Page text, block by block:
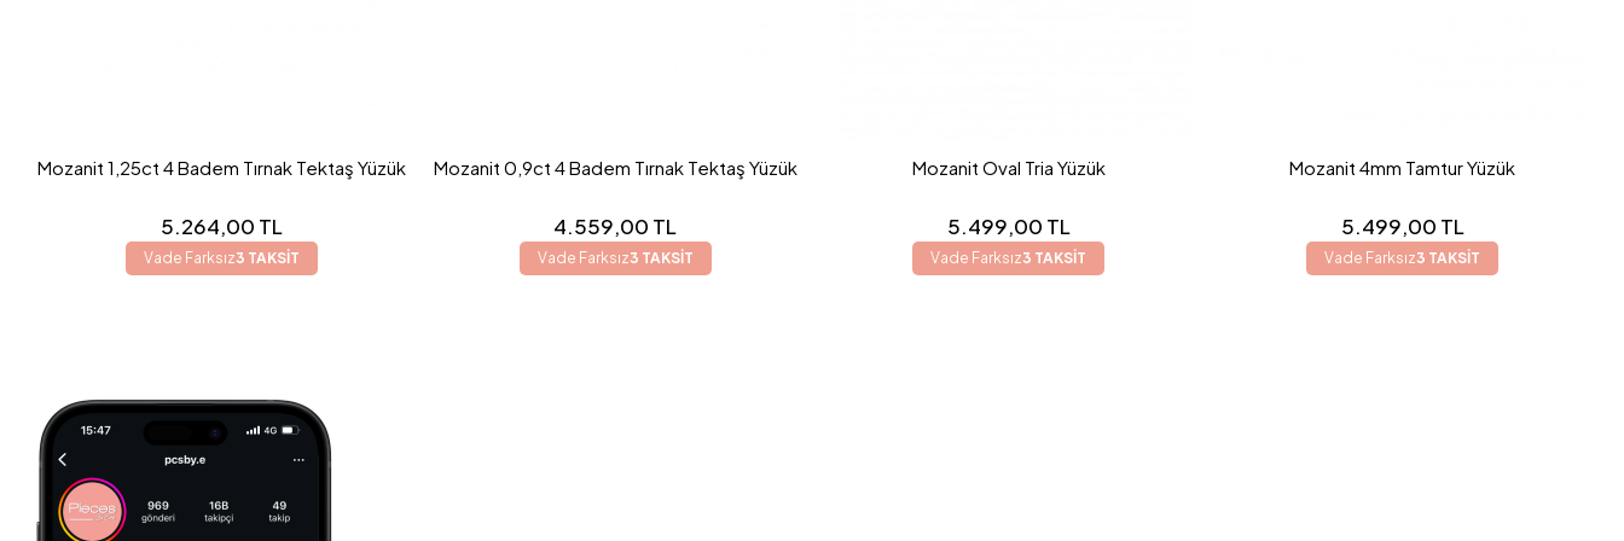
Mozanit 1,25ct 4 Badem Tırnak Tektaş Yüzük
5.264,00 TL
Vade Farksız3 TAKSİT
Mozanit 0,9ct 4 Badem Tırnak Tektaş Yüzük
4.559,00 TL
Vade Farksız3 TAKSİT
Mozanit Oval Tria Yüzük
5.499,00 TL
Vade Farksız3 TAKSİT
Mozanit 4mm Tamtur Yüzük
5.499,00 TL
Vade Farksız3 TAKSİT